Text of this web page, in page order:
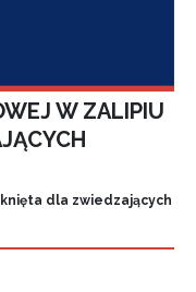
W ZALIPIU
dla zwiedzających